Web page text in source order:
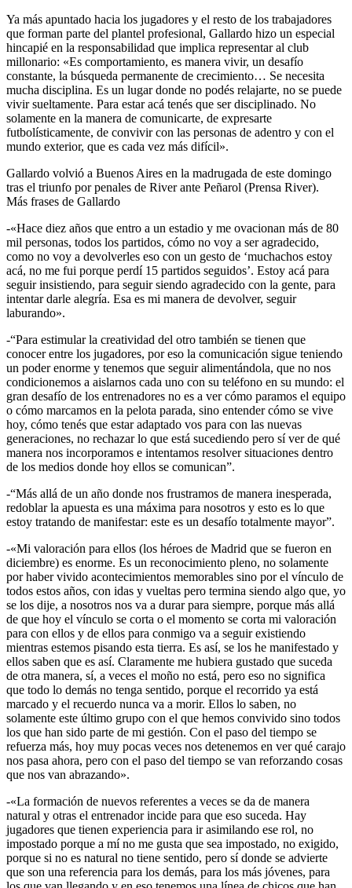
Ya más apuntado hacia los jugadores y el resto de los trabajadores
que forman parte del plantel profesional, Gallardo hizo un especial
hincapié en la responsabilidad que implica representar al club
millonario: «Es comportamiento, es manera vivir, un desafío
constante, la búsqueda permanente de crecimiento… Se necesita
mucha disciplina. Es un lugar donde no podés relajarte, no se puede
vivir sueltamente. Para estar acá tenés que ser disciplinado. No
solamente en la manera de comunicarte, de expresarte
futbolísticamente, de convivir con las personas de adentro y con el
mundo exterior, que es cada vez más difícil».
Gallardo volvió a Buenos Aires en la madrugada de este domingo
tras el triunfo por penales de River ante Peñarol (Prensa River).
Más frases de Gallardo
-«Hace diez años que entro a un estadio y me ovacionan más de 80
mil personas, todos los partidos, cómo no voy a ser agradecido,
como no voy a devolverles eso con un gesto de ‘muchachos estoy
acá, no me fui porque perdí 15 partidos seguidos’. Estoy acá para
seguir insistiendo, para seguir siendo agradecido con la gente, para
intentar darle alegría. Esa es mi manera de devolver, seguir
laburando».
-“Para estimular la creatividad del otro también se tienen que
conocer entre los jugadores, por eso la comunicación sigue teniendo
un poder enorme y tenemos que seguir alimentándola, que no nos
condicionemos a aislarnos cada uno con su teléfono en su mundo: el
gran desafío de los entrenadores no es a ver cómo paramos el equipo
o cómo marcamos en la pelota parada, sino entender cómo se vive
hoy, cómo tenés que estar adaptado vos para con las nuevas
generaciones, no rechazar lo que está sucediendo pero sí ver de qué
manera nos incorporamos e intentamos resolver situaciones dentro
de los medios donde hoy ellos se comunican”.
-“Más allá de un año donde nos frustramos de manera inesperada,
redoblar la apuesta es una máxima para nosotros y esto es lo que
estoy tratando de manifestar: este es un desafío totalmente mayor”.
-«Mi valoración para ellos (los héroes de Madrid que se fueron en
diciembre) es enorme. Es un reconocimiento pleno, no solamente
por haber vivido acontecimientos memorables sino por el vínculo de
todos estos años, con idas y vueltas pero termina siendo algo que, yo
se los dije, a nosotros nos va a durar para siempre, porque más allá
de que hoy el vínculo se corta o el momento se corta mi valoración
para con ellos y de ellos para conmigo va a seguir existiendo
mientras estemos pisando esta tierra. Es así, se los he manifestado y
ellos saben que es así. Claramente me hubiera gustado que suceda
de otra manera, sí, a veces el moño no está, pero eso no significa
que todo lo demás no tenga sentido, porque el recorrido ya está
marcado y el recuerdo nunca va a morir. Ellos lo saben, no
solamente este último grupo con el que hemos convivido sino todos
los que han sido parte de mi gestión. Con el paso del tiempo se
refuerza más, hoy muy pocas veces nos detenemos en ver qué carajo
nos pasa ahora, pero con el paso del tiempo se van reforzando cosas
que nos van abrazando».
-«La formación de nuevos referentes a veces se da de manera
natural y otras el entrenador incide para que eso suceda. Hay
jugadores que tienen experiencia para ir asimilando ese rol, no
impostado porque a mí no me gusta que sea impostado, no exigido,
porque si no es natural no tiene sentido, pero sí donde se advierte
que son una referencia para los demás, para los más jóvenes, para